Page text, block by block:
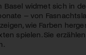
Basel widmet sich in
– von
wie Farben
spielen. Sie